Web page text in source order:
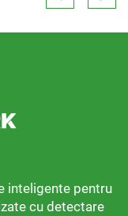
inteligente pentru
cu detectare